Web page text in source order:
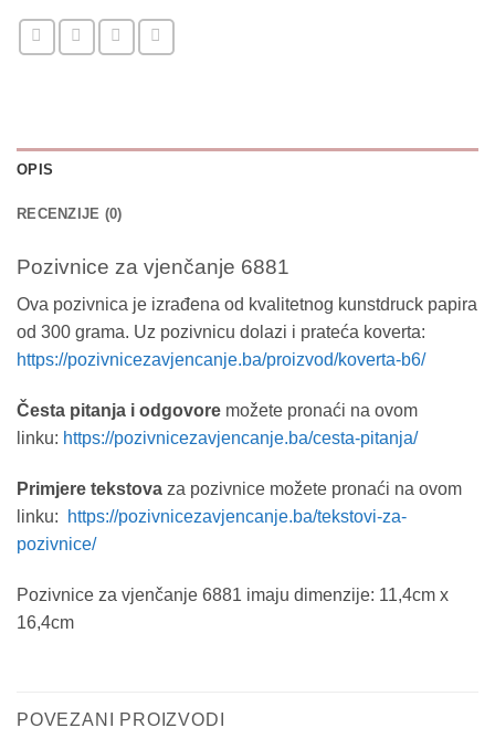
OPIS
RECENZIJE (0)
Pozivnice za vjenčanje 6881
Ova pozivnica je izrađena od kvalitetnog kunstdruck papira
od 300 grama. Uz pozivnicu dolazi i prateća koverta:
https://pozivnicezavjencanje.ba/proizvod/koverta-b6/
Česta pitanja i odgovore možete pronaći na ovom
linku: https://pozivnicezavjencanje.ba/cesta-pitanja/
Primjere tekstova za pozivnice možete pronaći na ovom
linku:
https://pozivnicezavjencanje.ba/tekstovi-za-
pozivnice/
Pozivnice za vjenčanje 6881 imaju dimenzije: 11,4cm x
16,4cm
POVEZANI PROIZVODI